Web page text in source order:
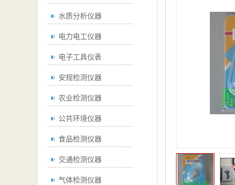
水质分析仪器
电力电工仪器
电子工具仪表
安规检测仪器
农业检测仪器
公共环境仪器
食品检测仪器
交通检测仪器
气体检测仪器